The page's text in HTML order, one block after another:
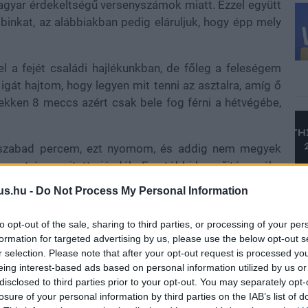
- Do Not Process My Personal Information
opt-out of the sale, sharing to third parties, or processing of your
for targeted advertising by us, please use the below opt-out
selection. Please note that after your opt-out request is processed
interest-based ads based on personal information utilized by us
to third parties prior to your opt-out. You may separately
of your personal information by third parties on the IAB’s list of
érdekeltségű versenyszámok miatt. Ezzel együtt
az alábbiakban pedig eláruljuk, hogy épp mely
a fejét családi hajlékunkban, de főleg a feleségem
hajtom, hogy legyen mit tenni az asztalra, amíg ő
8 meccs azért csak bele fog férni a hétvégébe,
percem, ezt nyomom, és addig nem megyek
és a rejtett ajándék. Ez utóbbi begyűjtése néha
de amikor végre megvan, az az élmény
megjelenésekkel alaposan megtűzdelt nyár vége,
a Star Wars Outlaws, vagy a Warhammer
40,000: Tacticus, meg egy kis Magic: The